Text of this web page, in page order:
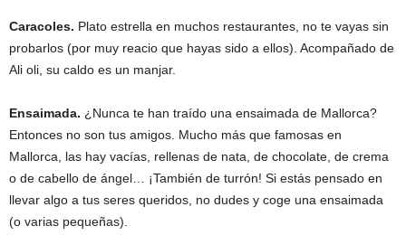
Caracoles. Plato estrella en muchos restaurantes, no te vayas sin
probarlos (por muy reacio que hayas sido a ellos). Acompañado de
Ali oli, su caldo es un manjar.
Ensaimada. ¿Nunca te han traído una ensaimada de Mallorca?
Entonces no son tus amigos. Mucho más que famosas en
Mallorca, las hay vacías, rellenas de nata, de chocolate, de crema
o de cabello de ángel… ¡También de turrón! Si estás pensado en
llevar algo a tus seres queridos, no dudes y coge una ensaimada
(o varias pequeñas).